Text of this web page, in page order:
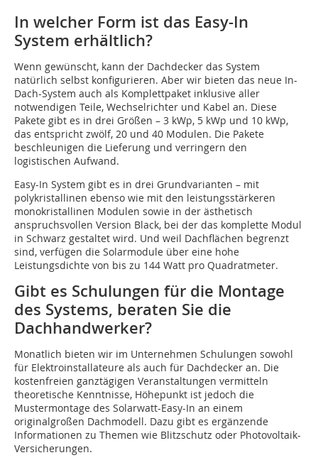
In welcher Form ist das Easy-In
System erhältlich?
Wenn gewünscht, kann der Dachdecker das System
natürlich selbst konfigurieren. Aber wir bieten das neue In-
Dach-System auch als Komplettpaket inklusive aller
notwendigen Teile, Wechselrichter und Kabel an. Diese
Pakete gibt es in drei Größen – 3 kWp, 5 kWp und 10 kWp,
das entspricht zwölf, 20 und 40 Modulen. Die Pakete
beschleunigen die Lieferung und verringern den
logistischen Aufwand.
Easy-In System gibt es in drei Grundvarianten – mit
polykristallinen ebenso wie mit den leistungsstärkeren
monokristallinen Modulen sowie in der ästhetisch
anspruchsvollen Version Black, bei der das komplette Modul
in Schwarz gestaltet wird. Und weil Dachflächen begrenzt
sind, verfügen die Solarmodule über eine hohe
Leistungsdichte von bis zu 144 Watt pro Quadratmeter.
Gibt es Schulungen für die Montage
des Systems, beraten Sie die
Dachhandwerker?
Monatlich bieten wir im Unternehmen Schulungen sowohl
für Elektroinstallateure als auch für Dachdecker an. Die
kostenfreien ganztägigen Veranstaltungen vermitteln
theoretische Kenntnisse, Höhepunkt ist jedoch die
Mustermontage des Solarwatt-Easy-In an einem
originalgroßen Dachmodell. Dazu gibt es ergänzende
Informationen zu Themen wie Blitzschutz oder Photovoltaik-
Versicherungen.